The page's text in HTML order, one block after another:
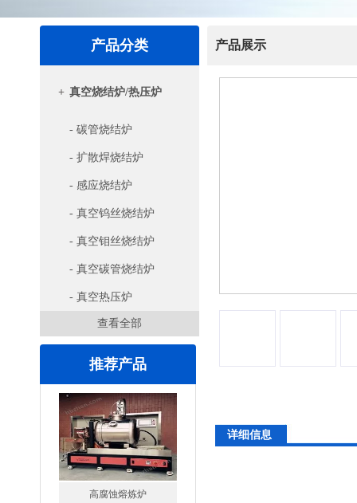
产品分类
+ 真空烧结炉/热压炉
- 碳管烧结炉
- 扩散焊烧结炉
- 感应烧结炉
- 真空钨丝烧结炉
- 真空钼丝烧结炉
- 真空碳管烧结炉
- 真空热压炉
查看全部
推荐产品
高腐蚀熔炼炉
产品展示
详细信息